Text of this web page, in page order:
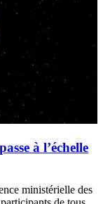
à l’échelle
ministérielle des